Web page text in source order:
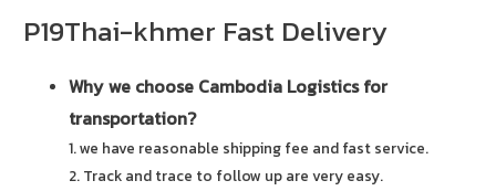
P19Thai-khmer Fast Delivery
Why we choose Cambodia Logistics for
transportation?
1. we have reasonable shipping fee and fast service.
2. Track and trace to follow up are very easy.